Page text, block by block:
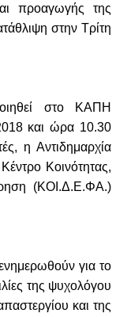
προαγωγής της
στην Τρίτη
στο ΚΑΠΗ
και ώρα 10.30
η Αντιδημαρχία
Κοινότητας,
(ΚΟΙ.Δ.Ε.ΦΑ.)
για το
της ψυχολόγου
και της